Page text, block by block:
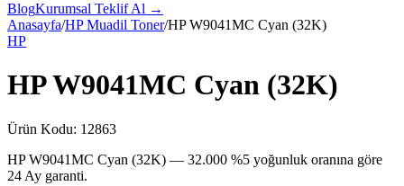
BlogKurumsal Teklif Al →
Anasayfa/HP Muadil Toner/HP W9041MC Cyan (32K)
HP
HP W9041MC Cyan (32K)
Ürün Kodu: 12863
HP W9041MC Cyan (32K) — 32.000 %5 yoğunluk oranına göre
24 Ay garanti.